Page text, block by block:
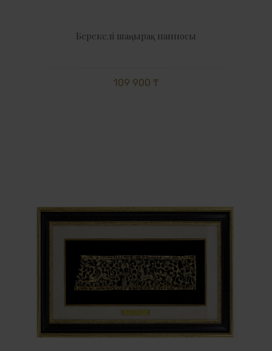
Берекелі шаңырақ панносы
109 900 ₸